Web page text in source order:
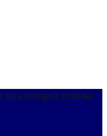
una compra exitosa